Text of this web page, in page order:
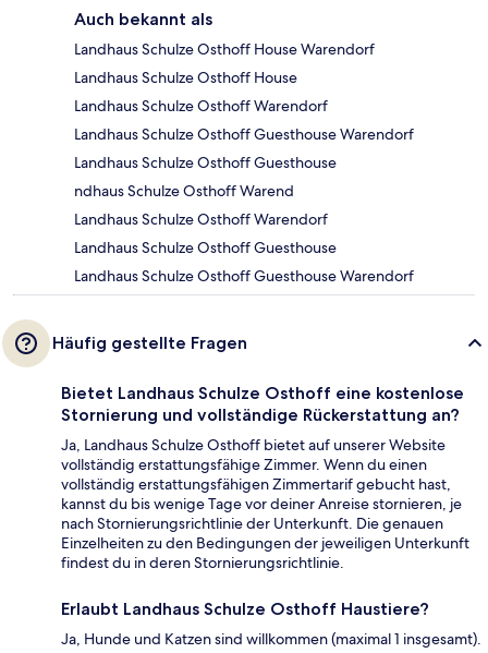
Auch bekannt als
Landhaus Schulze Osthoff House Warendorf
Landhaus Schulze Osthoff House
Landhaus Schulze Osthoff Warendorf
Landhaus Schulze Osthoff Guesthouse Warendorf
Landhaus Schulze Osthoff Guesthouse
ndhaus Schulze Osthoff Warend
Landhaus Schulze Osthoff Warendorf
Landhaus Schulze Osthoff Guesthouse
Landhaus Schulze Osthoff Guesthouse Warendorf
Häufig gestellte Fragen
Bietet Landhaus Schulze Osthoff eine kostenlose
Stornierung und vollständige Rückerstattung an?
Ja, Landhaus Schulze Osthoff bietet auf unserer Website
vollständig erstattungsfähige Zimmer. Wenn du einen
vollständig erstattungsfähigen Zimmertarif gebucht hast,
kannst du bis wenige Tage vor deiner Anreise stornieren, je
nach Stornierungsrichtlinie der Unterkunft. Die genauen
Einzelheiten zu den Bedingungen der jeweiligen Unterkunft
findest du in deren Stornierungsrichtlinie.
Erlaubt Landhaus Schulze Osthoff Haustiere?
Ja, Hunde und Katzen sind willkommen (maximal 1 insgesamt).